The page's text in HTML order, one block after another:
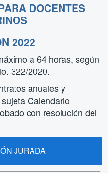
DOCENTES
2022
a 64 horas, según
322/2020.
anuales y
Calendario
con resolución del
JURADA